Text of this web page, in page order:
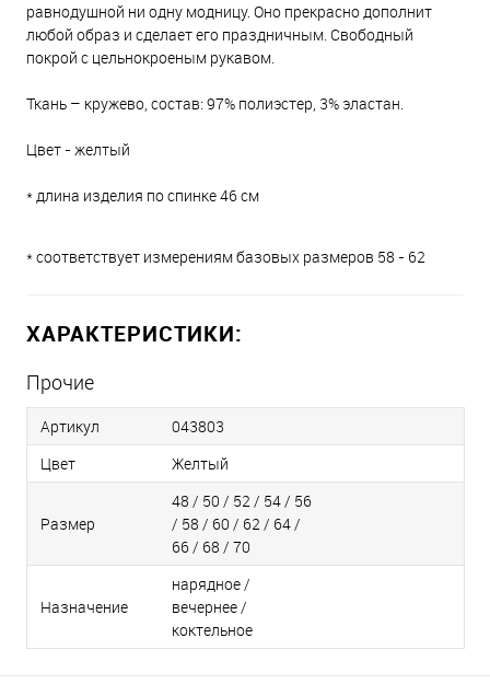
равнодушной ни одну модницу. Оно прекрасно дополнит
любой образ и сделает его праздничным. Свободный
покрой с цельнокроеным рукавом.
Ткань – кружево, состав: 97% полиэстер, 3% эластан.
Цвет - желтый
* длина изделия по спинке 46 см
* соответствует измерениям базовых размеров 58 - 62
ХАРАКТЕРИСТИКИ:
Прочие
Артикул
043803
Цвет
Желтый
Размер
48 / 50 / 52 / 54 / 56
/ 58 / 60 / 62 / 64 /
66 / 68 / 70
Назначение
нарядное /
вечернее /
коктельное